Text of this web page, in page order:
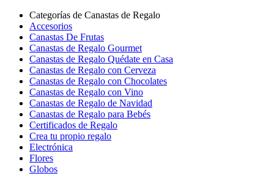
Categorías de Canastas de Regalo
Accesorios
Canastas De Frutas
Canastas de Regalo Gourmet
Canastas de Regalo Quédate en Casa
Canastas de Regalo con Cerveza
Canastas de Regalo con Chocolates
Canastas de Regalo con Vino
Canastas de Regalo de Navidad
Canastas de Regalo para Bebés
Certificados de Regalo
Crea tu propio regalo
Electrónica
Flores
Globos